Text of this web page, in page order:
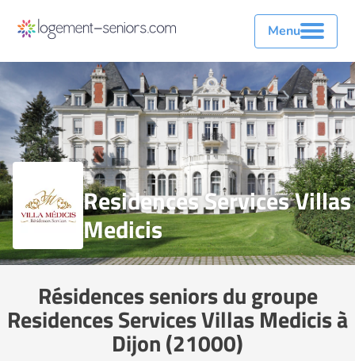
Menu
Residences Services Villas
Medicis
Résidences seniors du groupe
Residences Services Villas Medicis à
Dijon (21000)